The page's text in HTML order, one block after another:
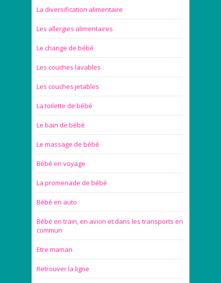
La diversification alimentaire
Les allergies alimentaires
Le change de bébé
Les couches lavables
Les couches jetables
La toilette de bébé
Le bain de bébé
Le massage de bébé
Bébé en voyage
La promenade de bébé
Bébé en auto
Bébé en train, en avion et dans les transports en
commun
Etre maman
Retrouver la ligne